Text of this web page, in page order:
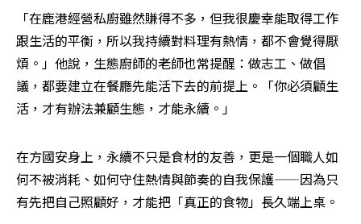
「在鹿港經營私廚雖然賺得不多，但我很慶幸能取得工作
跟生活的平衡，所以我持續對料理有熱情，都不會覺得厭
煩。」他說，生態廚師的老師也常提醒：做志工、做倡
議，都要建立在餐廳先能活下去的前提上。「你必須顧生
活，才有辦法兼顧生態，才能永續。」
在方國安身上，永續不只是食材的友善，更是一個職人如
何不被消耗、如何守住熱情與節奏的自我保護——因為只
有先把自己照顧好，才能把「真正的食物」長久端上桌。